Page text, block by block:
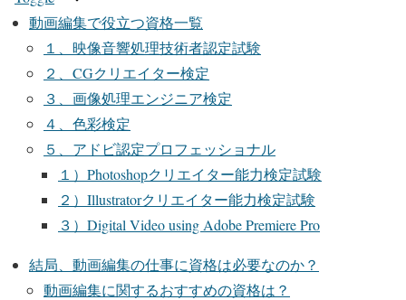
動画編集で役立つ資格一覧
​​１、映像音響処理技術者認定試験
２、CGクリエイター検定
３、画像処理エンジニア検定
４、色彩検定
５、アドビ認定プロフェッショナル
１）Photoshopクリエイター能力検定試験
２）Illustratorクリエイター能力検定試験
３）Digital Video using Adobe Premiere Pro
結局、動画編集の仕事に資格は必要なのか？
動画編集に関するおすすめの資格は？